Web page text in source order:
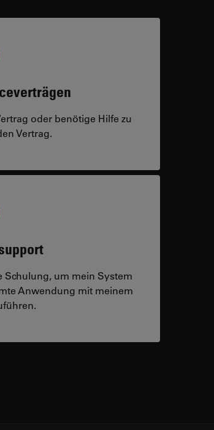
oder benötige Hilfe zu
Vertrag.
Schulung, um mein System
Anwendung mit meinem